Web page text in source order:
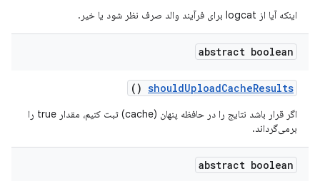
اینکه آیا از logcat برای فرآیند والد صرف نظر شود یا خیر.
abstract boolean
shouldUploadCacheResults
()
اگر قرار باشد نتایج را در حافظه پنهان (cache) ثبت کنیم، مقدار true را
برمی‌گرداند.
abstract boolean